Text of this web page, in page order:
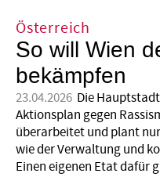
Österreich
So will Wien
bekämpfen
23.04.2026 Die
Aktionsplan gegen
überarbeitet und plant
wie der Verwaltung und
Einen eigenen Etat dafür